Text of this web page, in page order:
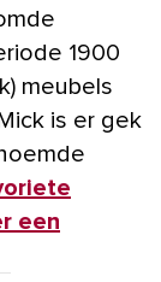
1900
meubels
is er gek
een